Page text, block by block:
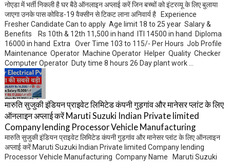
नोएडा में भर्ती निकली है घर बैठे ऑनलाइन अप्लाई करें जिन बच्चों को इंटरव्यू के लिए बुलाया
जाएगा उनके पास कोविड-19 वैक्सीन से टिकट लाना अनिवार्य है Experience
Fresher Candidate Can to apply Age limit 18 to 25 year Salary &
Benefits Rs 10th & 12th 11,500 in hand ITI 14500 in hand Diploma
16000 in hand Extra Over Time 103 to 115/- Per Hours Job Profile
Maintenance Operator Machine Operator Helper Quality Checker
Computer Operator Duty time 8 hours 26 Day plant work ...
मारुति सुजुकी इंडियन प्राइवेट लिमिटेड कंपनी गुड़गांव और मानेसर प्लांट के लिए
ऑनलाइन अप्लाई करें Maruti Suzuki Indian Private limited
Company lending Processor Vehicle Manufacturing
मारुति सुजुकी इंडियन प्राइवेट लिमिटेड कंपनी गुड़गांव और मानेसर प्लांट के लिए ऑनलाइन
अप्लाई करें Maruti Suzuki Indian Private limited Company lending
Processor Vehicle Manufacturing Company Name Maruti Suzuki